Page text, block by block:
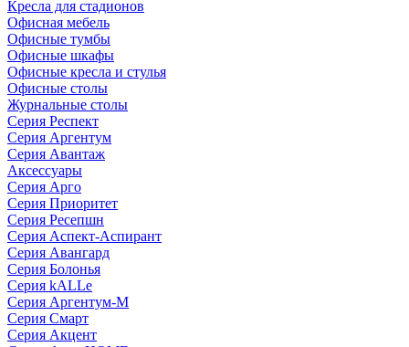
Кресла для стадионов
Офисная мебель
Офисные тумбы
Офисные шкафы
Офисные кресла и стулья
Офисные столы
Журнальные столы
Серия Респект
Серия Аргентум
Серия Авантаж
Аксессуары
Серия Арго
Серия Приоритет
Серия Ресепшн
Серия Аспект-Аспирант
Серия Авангард
Серия Болонья
Серия kALLe
Серия Аргентум-М
Серия Смарт
Серия Акцент